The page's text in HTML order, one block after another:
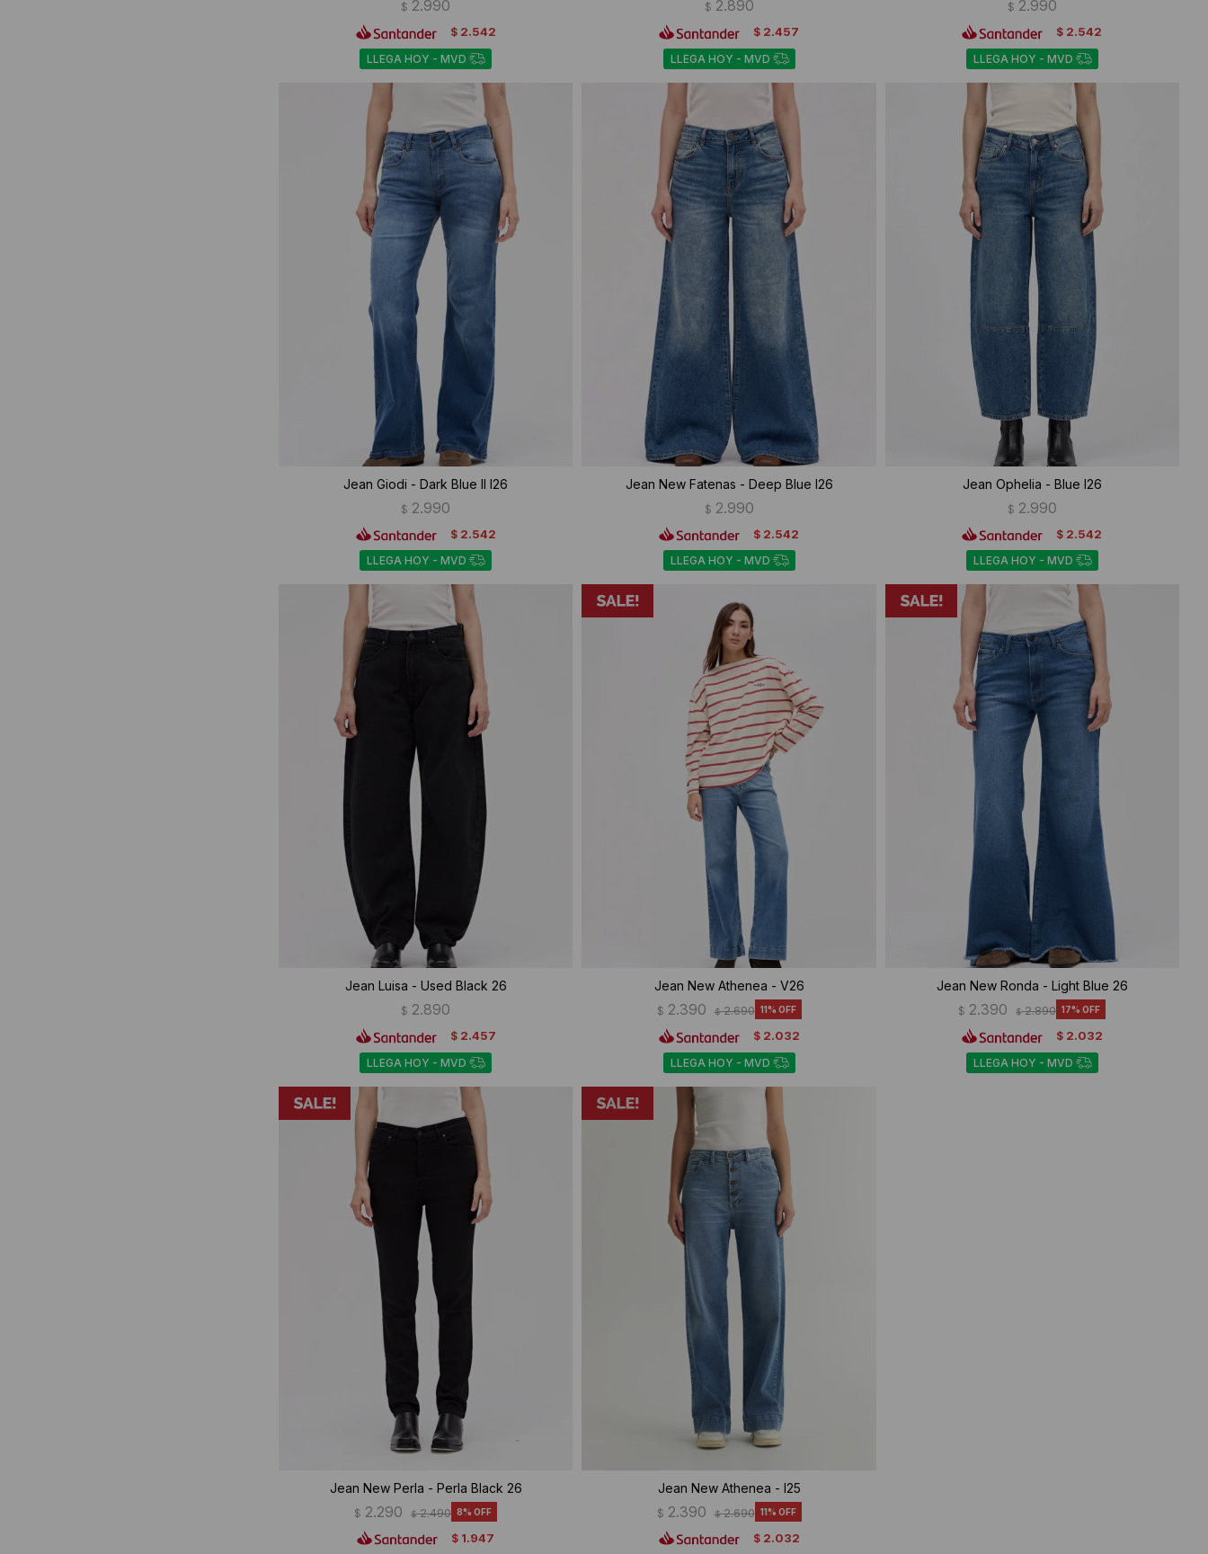
$ 2.990
$ 2.542
LLEGA HOY - MVD
$ 2.890
$ 2.457
LLEGA HOY - MVD
$ 2.990
$ 2.542
LLEGA HOY - MVD
Jean Giodi - Dark Blue II I26
$ 2.990
$ 2.542
LLEGA HOY - MVD
Jean New Fatenas - Deep Blue I26
$ 2.990
$ 2.542
LLEGA HOY - MVD
Jean Ophelia - Blue I26
$ 2.990
$ 2.542
LLEGA HOY - MVD
Jean Luisa - Used Black 26
$ 2.890
$ 2.457
LLEGA HOY - MVD
Jean New Athenea - V26
$ 2.390 $ 2.690 11
$ 2.032
LLEGA HOY - MVD
Jean New Ronda - Light Blue 26
$ 2.390 $ 2.890 17
$ 2.032
LLEGA HOY - MVD
Jean New Perla - Perla Black 26
$ 2.290 $ 2.490 8
$ 1.947
Jean New Athenea - I25
$ 2.390 $ 2.690 11
$ 2.032